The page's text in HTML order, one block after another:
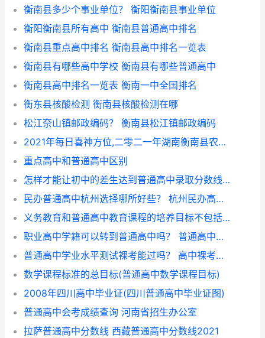
衡南县多少个事业单位？ 衡阳衡南县事业单位
衡阳衡南县所有高中 衡南县普通高中排名
衡南县重点高中排名 衡南县高中排名一览表
衡南县有哪些高中学校 衡南县有哪些普通高中
衡南县高中排名一览表 衡南一中全国排名
衡东县核酸检测 衡南县核酸检测在哪
松江奈山镇邮政编码？ 衡南县松江镇邮政编码
2021年每日喜神方位,二零二一年湖南衡南县农村高龄老人生活补贴是多少?
重点高中和普通高中区别
怎样才能让初中的差生达到普通高中录取分数线？ 初三差生怎样考上高中
民办普通高中杭州选择哪所好些？ 杭州民办高中有哪些
义务教育和普通高中教育课程的培养目标不包括？ 普通高中教育的任务
职业高中学籍可以转到普通高中吗？ 普通高中学籍
普通高中学业水平测试裸考能过吗？ 高中裸考是什么意思
数学课程标准的总目标(普通高中数学课程目标)
2008年四川高中毕业证(四川普通高中毕业证图)
普通高中会考成绩查询 河南省招生办公室
拉萨普通高中分数线 西藏普通高中分数线2021